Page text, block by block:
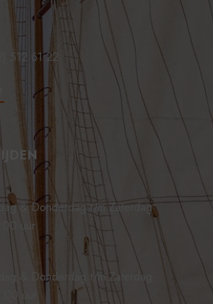
512 61 22
& Donderdag t/m Zaterdag
uur
& Donderdag t/m Zaterdag
uur